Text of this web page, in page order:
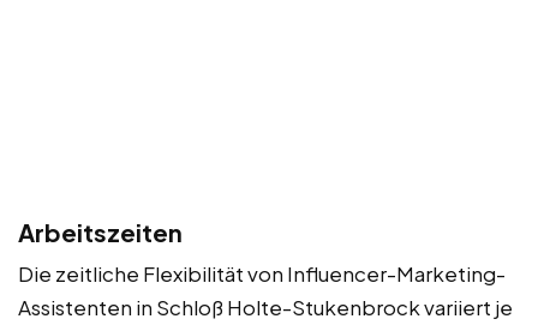
Arbeitszeiten
Die zeitliche Flexibilität von Influencer-Marketing-
Assistenten in Schloß Holte-Stukenbrock variiert je